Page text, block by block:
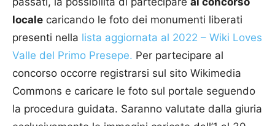
locale caricando le foto dei monumenti liberati
presenti nella lista aggiornata al 2022 – Wiki Loves
Valle del Primo Presepe. Per partecipare al
concorso occorre registrarsi sul sito Wikimedia
Commons e caricare le foto sul portale seguendo
la procedura guidata. Saranno valutate dalla giuria